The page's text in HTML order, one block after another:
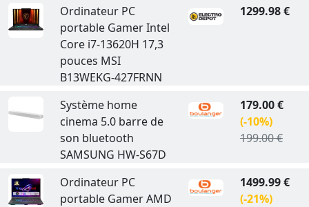
Ordinateur PC
portable Gamer Intel
Core i7-13620H 17,3
pouces MSI
B13WEKG-427FRNN
1299.98 €
Système home
cinema 5.0 barre de
son bluetooth
SAMSUNG HW-S67D
179.00 €
(-10%)
199.00 €
Ordinateur PC
portable Gamer AMD
1499.99 €
(-21%)